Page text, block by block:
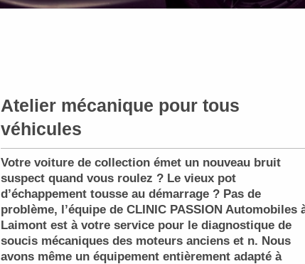
Atelier mécanique pour tous
véhicules
Votre voiture de collection émet un nouveau bruit
suspect quand vous roulez ? Le vieux pot
d’échappement tousse au démarrage ? Pas de
problème, l’équipe de CLINIC PASSION Automobiles
Laimont est à votre service pour le diagnostique de
soucis mécaniques des moteurs anciens et n. Nous
avons même un équipement entièrement adapté à